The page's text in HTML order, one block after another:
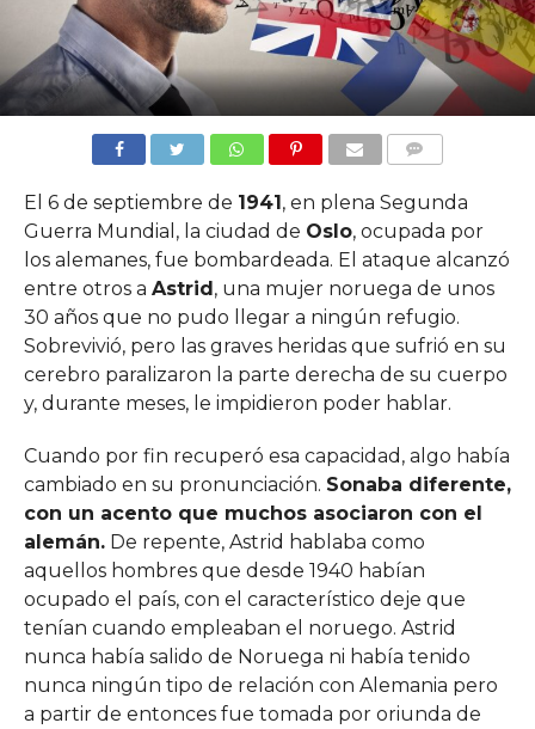
El 6 de septiembre de 1941, en plena Segunda
Guerra Mundial, la ciudad de Oslo, ocupada por
los alemanes, fue bombardeada. El ataque alcanzó
entre otros a Astrid, una mujer noruega de unos
30 años que no pudo llegar a ningún refugio.
Sobrevivió, pero las graves heridas que sufrió en su
cerebro paralizaron la parte derecha de su cuerpo
y, durante meses, le impidieron poder hablar.
Cuando por fin recuperó esa capacidad, algo había
cambiado en su pronunciación. Sonaba diferente,
con un acento que muchos asociaron con el
alemán.De repente, Astrid hablaba como
aquellos hombres que desde 1940 habían
ocupado el país, con el característico deje que
tenían cuando empleaban el noruego. Astrid
nunca había salido de Noruega ni había tenido
nunca ningún tipo de relación con Alemania pero
a partir de entonces fue tomada por oriunda de